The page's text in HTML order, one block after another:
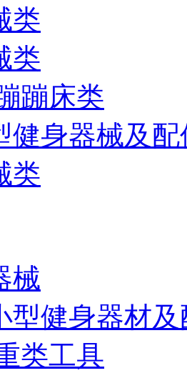
类
类
蹦床类
健身器械及配
类
械
型健身器材及
类工具